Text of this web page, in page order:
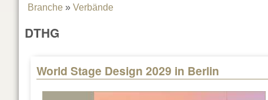
You are here
Branche » Verbände
DTHG
World Stage Design 2029 in Berlin